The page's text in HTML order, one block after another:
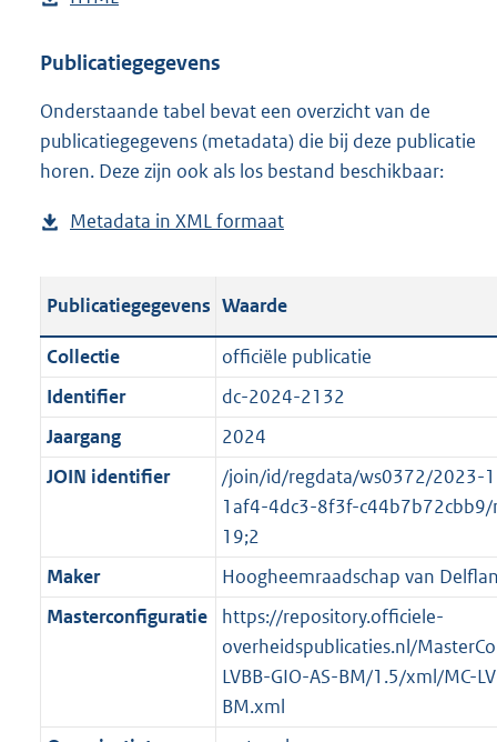
n
o
a
d
u
l
c
a
t
i
e
f
o
r
t
n
d
s
r
o
t
e
:
2
M
w
l
o
a
p
b
i
c
a
t
i
n
f
o
s
a
n
d
g
o
t
t
e
:
o
e
k
e
Publicatiegegevens
Onderstaande tabel bevat een overzicht van de
publicatiegegevens (metadata) die bij deze publicatie
horen. Deze zijn ook als los bestand beschikbaar:
Metadata in XML formaat
t
a
n
d
g
r
o
o
t
t
e
:
K
Publicatiegegevens Waarde
Collectie
officiële publicatie
Identifier
dc-2024-2132
Jaargang
2024
JOIN identifier
/join/id/regdata/ws0372/2023-
1af4-4dc3-8f3f-
19;2
Maker
Hoogheemraadschap van
Masterconfiguratie
https://repository.officiele-
overheidspublicaties.nl/
LVBB-GIO-AS-BM/1.5/xml/MC-
BM.xml